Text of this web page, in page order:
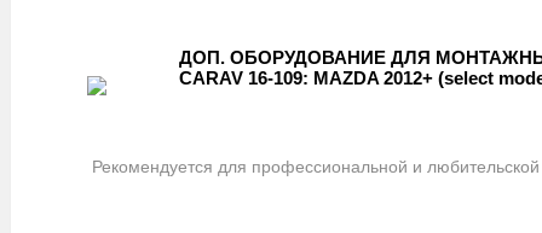
ДОП. ОБОРУДОВАНИЕ ДЛЯ
CARAV 16-109: MAZDA 2012+ (select
Рекомендуется для профессиональной и